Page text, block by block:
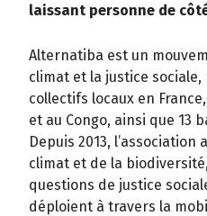
laissant personne de
Alternatiba est un
climat et la justice
collectifs locaux en
et au Congo, ainsi que 13
Depuis 2013,
climat et de la
questions de justice
déploient à travers la